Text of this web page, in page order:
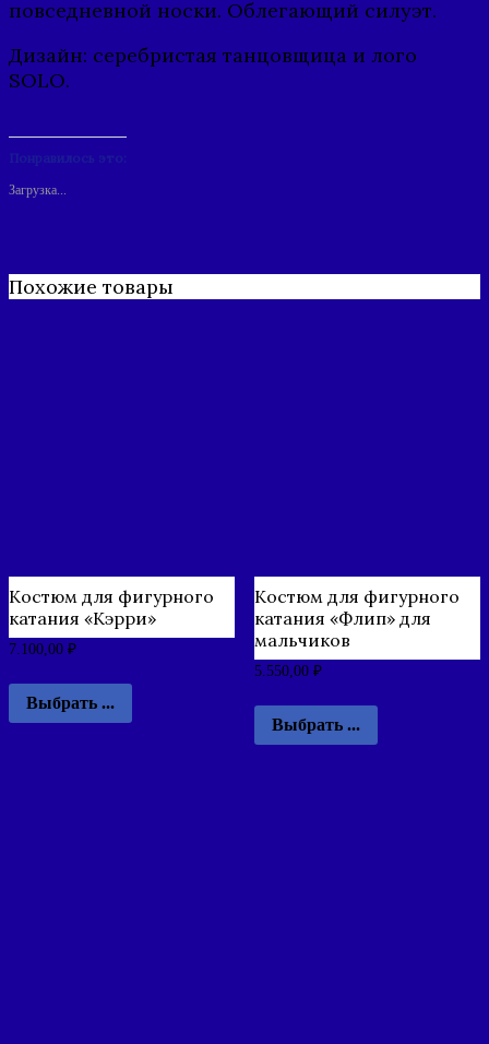
повседневной носки. Облегающий силуэт.
Дизайн: серебристая танцовщица и лого
SOLO.
Понравилось это:
Загрузка...
Похожие товары
Костюм для фигурного
катания «Кэрри»
7.100,00 ₽
Выбрать ...
Костюм для фигурного
катания «Флип» для
мальчиков
5.550,00 ₽
Выбрать ...